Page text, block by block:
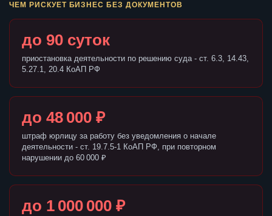
ЧЕМ РИСКУЕТ БИЗНЕС БЕЗ ДОКУМЕНТОВ
до 90 суток
приостановка деятельности по решению суда - ст. 6.3, 14.43,
5.27.1, 20.4 КоАП РФ
до 48 000 ₽
штраф юрлицу за работу без уведомления о начале
деятельности - ст. 19.7.5-1 КоАП РФ, при повторном
нарушении до 60 000 ₽
до 1 000 000 ₽